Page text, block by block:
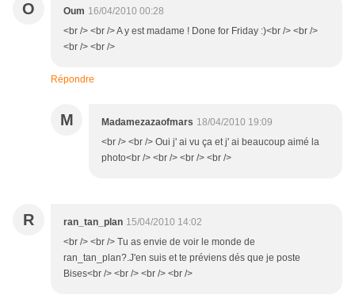
O Oum 16/04/2010 00:28
<br /> <br /> A y est madame ! Done for Friday :)<br /> <br />
<br /> <br />
Répondre
M Madamezazaofmars 18/04/2010 19:09
<br /> <br /> Oui j' ai vu ça et j' ai beaucoup aimé la
photo<br /> <br /> <br /> <br />
R ran_tan_plan 15/04/2010 14:02
<br /> <br /> Tu as envie de voir le monde de
ran_tan_plan?.J'en suis et te préviens dés que je poste
Bises<br /> <br /> <br /> <br />